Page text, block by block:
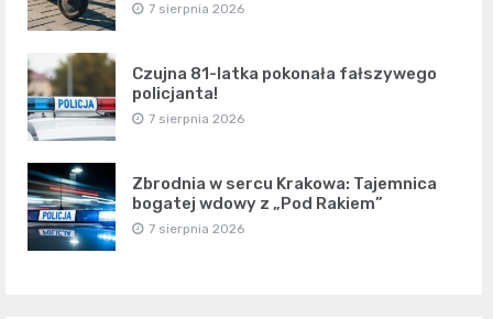
7 sierpnia 2026
Czujna 81-latka pokonała fałszywego
policjanta!
7 sierpnia 2026
Zbrodnia w sercu Krakowa: Tajemnica
bogatej wdowy z „Pod Rakiem”
7 sierpnia 2026